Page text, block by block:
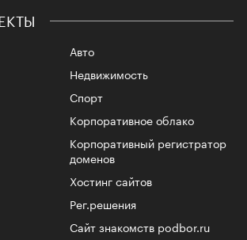
Авто
Недвижимость
Спорт
Корпоративное облако
Корпоративный регистратор
доменов
Хостинг сайтов
Рег.решения
Сайт знакомств podbor.ru